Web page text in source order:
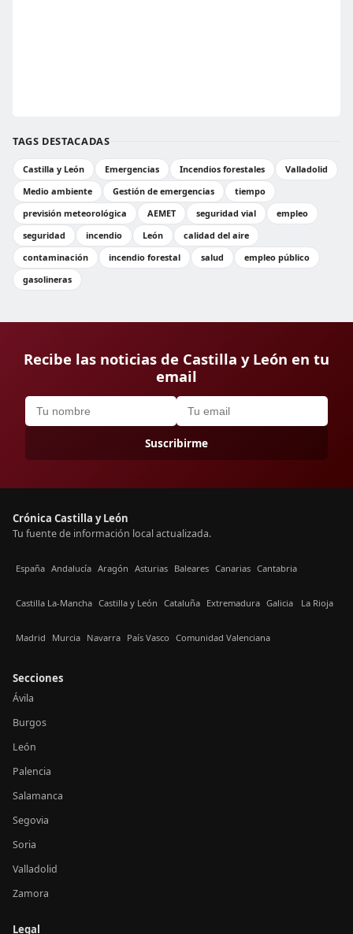
TAGS DESTACADAS
Castilla y León Emergencias Incendios forestales
Valladolid
Medio ambiente
Gestión de emergencias
tiempo
previsión meteorológica
AEMET seguridad vial
empleo
seguridad
incendio León
calidad del aire
contaminación
incendio forestal salud
empleo público
gasolineras
Recibe las noticias de Castilla y León en tu
email
Suscribirme
Crónica Castilla y León
Tu fuente de información local actualizada.
España Andalucía Aragón Asturias Baleares Canarias Cantabria
Castilla La-Mancha Castilla y León Cataluña Extremadura Galicia La Rioja
Madrid Murcia Navarra País Vasco Comunidad Valenciana
Secciones
Ávila
Burgos
León
Palencia
Salamanca
Segovia
Soria
Valladolid
Zamora
Legal